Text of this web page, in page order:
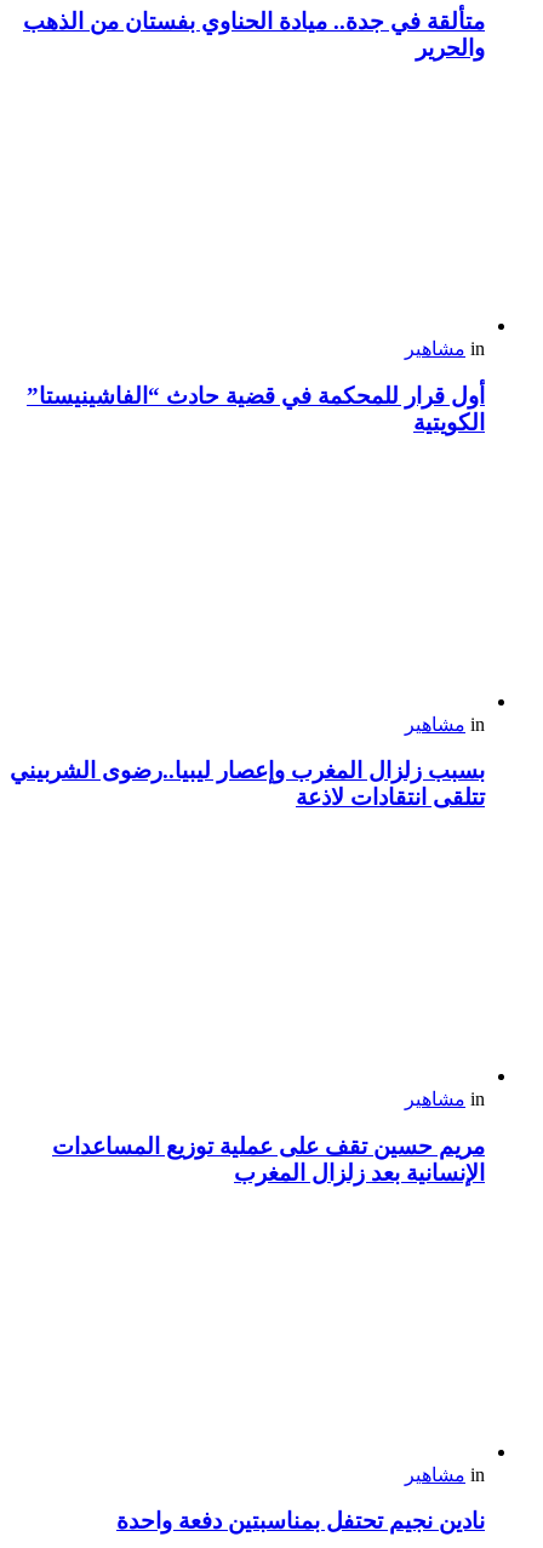
متألقة في جدة.. ميادة الحناوي بفستان من الذهب
والحرير
in مشاهير
أول قرار للمحكمة في قضية حادث “الفاشينيستا”
الكويتية
in مشاهير
بسبب زلزال المغرب وإعصار ليبيا..رضوى الشربيني
تتلقى انتقادات لاذعة
in مشاهير
مريم حسين تقف على عملية توزيع المساعدات
الإنسانية بعد زلزال المغرب
in مشاهير
نادين نجيم تحتفل بمناسبتين دفعة واحدة